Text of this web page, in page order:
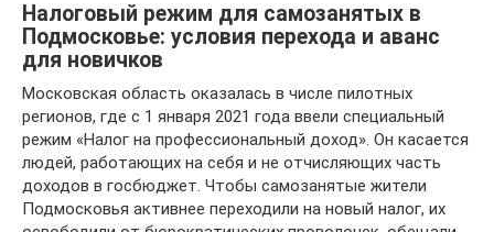
Налоговый режим для самозанятых в
Подмосковье: условия перехода и аванс
для новичков
Московская область оказалась в числе пилотных
регионов, где с 1 января 2021 года ввели специальный
режим «Налог на профессиональный доход». Он касается
людей, работающих на себя и не отчисляющих часть
доходов в госбюджет. Чтобы самозанятые жители
Подмосковья активнее переходили на новый налог, их